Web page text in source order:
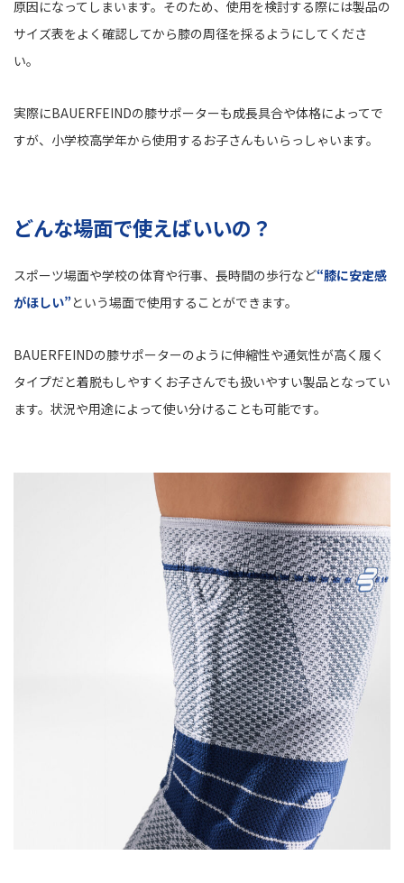
原因になってしまいます。そのため、使用を検討する際には製品の
サイズ表をよく確認してから膝の周径を採るようにしてくださ
い。
実際にBAUERFEINDの膝サポーターも成長具合や体格によってで
すが、小学校高学年から使用するお子さんもいらっしゃいます。
どんな場面で使えばいいの？
スポーツ場面や学校の体育や行事、長時間の歩行など“膝に安定感
がほしい”という場面で使用することができます。
BAUERFEINDの膝サポーターのように伸縮性や通気性が高く履く
タイプだと着脱もしやすくお子さんでも扱いやすい製品となってい
ます。状況や用途によって使い分けることも可能です。